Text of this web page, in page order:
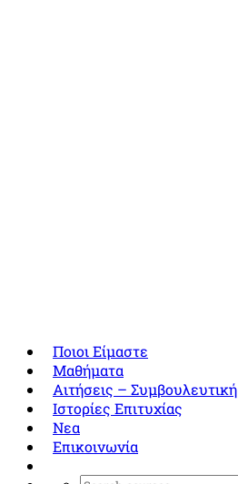
Ποιοι Είμαστε
Μαθήματα
Αιτήσεις – Συμβουλευτική
Ιστορίες Επιτυχίας
Νεα
Επικοινωνία